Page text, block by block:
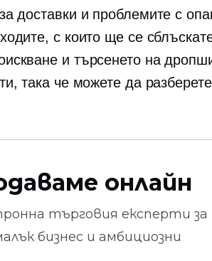
доставки и проблемите с
с които ще се
и търсенето на
така че можете да
онлайн
търговия експерти за
бизнес и амбициозни